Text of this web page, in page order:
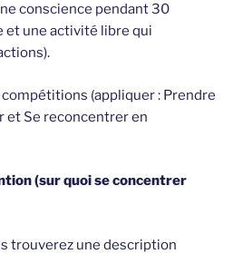
conscience pendant 30
et une activité libre qui
(appliquer : Prendre
et Se reconcentrer en
(sur quoi se concentrer
trouverez une description